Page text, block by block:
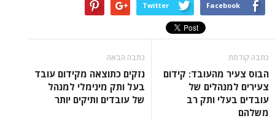
Facebook
Twitter
כתבה קודמת
הבוס צעיר מהעובד: קידום
צעירים למנהלים של
עובדים בעלי ותק רב
משלהם
כתבה הבאה
נזקים כתוצאה מקידום עובד
בעל ותק מינימלי למנהל
של עובדים ותיקים יותר